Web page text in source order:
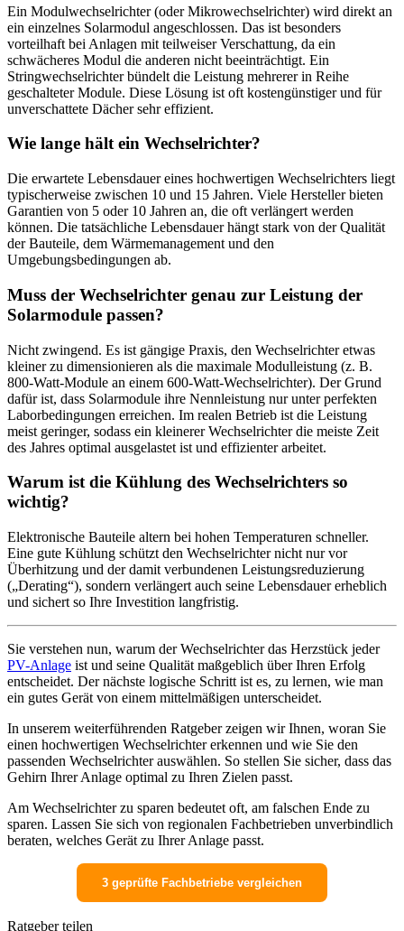
Ein Modulwechselrichter (oder Mikrowechselrichter) wird direkt an
ein einzelnes Solarmodul angeschlossen. Das ist besonders
vorteilhaft bei Anlagen mit teilweiser Verschattung, da ein
schwächeres Modul die anderen nicht beeinträchtigt. Ein
Stringwechselrichter bündelt die Leistung mehrerer in Reihe
geschalteter Module. Diese Lösung ist oft kostengünstiger und für
unverschattete Dächer sehr effizient.
Wie lange hält ein Wechselrichter?
Die erwartete Lebensdauer eines hochwertigen Wechselrichters liegt
typischerweise zwischen 10 und 15 Jahren. Viele Hersteller bieten
Garantien von 5 oder 10 Jahren an, die oft verlängert werden
können. Die tatsächliche Lebensdauer hängt stark von der Qualität
der Bauteile, dem Wärmemanagement und den
Umgebungsbedingungen ab.
Muss der Wechselrichter genau zur Leistung der
Solarmodule passen?
Nicht zwingend. Es ist gängige Praxis, den Wechselrichter etwas
kleiner zu dimensionieren als die maximale Modulleistung (z. B.
800-Watt-Module an einem 600-Watt-Wechselrichter). Der Grund
dafür ist, dass Solarmodule ihre Nennleistung nur unter perfekten
Laborbedingungen erreichen. Im realen Betrieb ist die Leistung
meist geringer, sodass ein kleinerer Wechselrichter die meiste Zeit
des Jahres optimal ausgelastet ist und effizienter arbeitet.
Warum ist die Kühlung des Wechselrichters so
wichtig?
Elektronische Bauteile altern bei hohen Temperaturen schneller.
Eine gute Kühlung schützt den Wechselrichter nicht nur vor
Überhitzung und der damit verbundenen Leistungsreduzierung
(„Derating“), sondern verlängert auch seine Lebensdauer erheblich
und sichert so Ihre Investition langfristig.
Sie verstehen nun, warum der Wechselrichter das Herzstück jeder
PV-Anlage ist und seine Qualität maßgeblich über Ihren Erfolg
entscheidet. Der nächste logische Schritt ist es, zu lernen, wie man
ein gutes Gerät von einem mittelmäßigen unterscheidet.
In unserem weiterführenden Ratgeber zeigen wir Ihnen, woran Sie
einen hochwertigen Wechselrichter erkennen und wie Sie den
passenden Wechselrichter auswählen. So stellen Sie sicher, dass das
Gehirn Ihrer Anlage optimal zu Ihren Zielen passt.
Am Wechselrichter zu sparen bedeutet oft, am falschen Ende zu
sparen. Lassen Sie sich von regionalen Fachbetrieben unverbindlich
beraten, welches Gerät zu Ihrer Anlage passt.
3 geprüfte Fachbetriebe vergleichen
Ratgeber teilen